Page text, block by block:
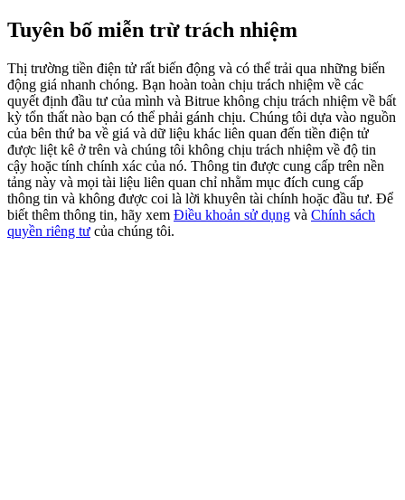
Register & Trade to Win 500,000 USDT
Precious Metals Trading Carnival
Trade Gold & Silver · 33,333 USDT Bonus
USDT New User Exclusive 10% APR
Tuyên bố miễn trừ trách nhiệm
Thị trường tiền điện tử rất biến động và có thể trải qua những biến
động giá nhanh chóng. Bạn hoàn toàn chịu trách nhiệm về các
quyết định đầu tư của mình và Bitrue không chịu trách nhiệm về bất
kỳ tổn thất nào bạn có thể phải gánh chịu. Chúng tôi dựa vào nguồn
của bên thứ ba về giá và dữ liệu khác liên quan đến tiền điện tử
được liệt kê ở trên và chúng tôi không chịu trách nhiệm về độ tin
cậy hoặc tính chính xác của nó. Thông tin được cung cấp trên nền
tảng này và mọi tài liệu liên quan chỉ nhằm mục đích cung cấp
thông tin và không được coi là lời khuyên tài chính hoặc đầu tư. Để
biết thêm thông tin, hãy xem Điều khoản sử dụng và Chính sách
quyền riêng tư của chúng tôi.